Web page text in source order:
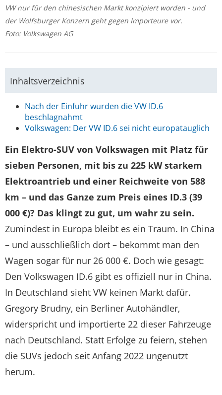
VW nur für den chinesischen Markt konzipiert worden - und
der Wolfsburger Konzern geht gegen Importeure vor.
Foto: Volkswagen AG
Inhaltsverzeichnis
Nach der Einfuhr wurden die VW ID.6
beschlagnahmt
Volkswagen: Der VW ID.6 sei nicht europatauglich
Ein Elektro-SUV von Volkswagen mit Platz für
sieben Personen, mit bis zu 225 kW starkem
Elektroantrieb und einer Reichweite von 588
km – und das Ganze zum Preis eines ID.3 (39
000 €)? Das klingt zu gut, um wahr zu sein.
Zumindest in Europa bleibt es ein Traum. In China
– und ausschließlich dort – bekommt man den
Wagen sogar für nur 26 000 €. Doch wie gesagt:
Den Volkswagen ID.6 gibt es offiziell nur in China.
In Deutschland sieht VW keinen Markt dafür.
Gregory Brudny, ein Berliner Autohändler,
widerspricht und importierte 22 dieser Fahrzeuge
nach Deutschland. Statt Erfolge zu feiern, stehen
die SUVs jedoch seit Anfang 2022 ungenutzt
herum.